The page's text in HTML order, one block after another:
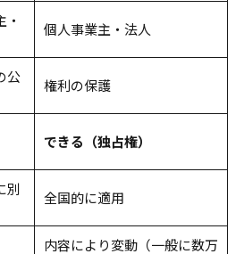
個人事業主・法人
公
権利の保護
できる（独占権）
別
全国的に適用
内容により変動（一般に数万